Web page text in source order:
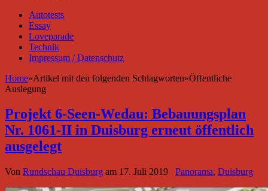
Autotests
Essay
Loveparade
Technik
Impressum / Datenschutz
Home»Artikel mit den folgenden Schlagworten»Öffentliche
Auslegung
Projekt 6-Seen-Wedau: Bebauungsplan
Nr. 1061-II in Duisburg erneut öffentlich
ausgelegt
Von Rundschau Duisburg am 17. Juli 2019 Panorama, Duisburg